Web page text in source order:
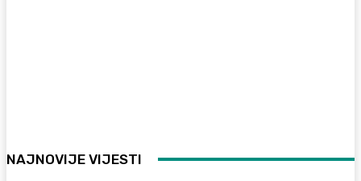
NAJNOVIJE VIJESTI